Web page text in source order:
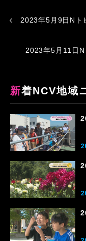
2023年5月9日Nト
2023年5月11日
新着NCV地域